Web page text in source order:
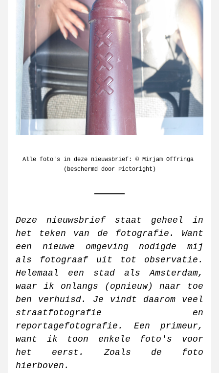
Alle foto's in deze nieuwsbrief: © Mirjam Offringa
(beschermd door Pictoright)
Deze nieuwsbrief staat geheel in
het teken van de fotografie. Want
een nieuwe omgeving nodigde mij
als fotograaf uit tot observatie.
Helemaal een stad als Amsterdam,
waar ik onlangs (opnieuw) naar toe
ben verhuisd. Je vindt daarom veel
straatfotografie en
reportagefotografie. Een primeur,
want ik toon enkele foto's voor
het eerst. Zoals de foto
hierboven.